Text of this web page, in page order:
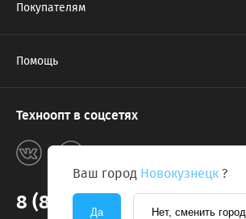
Ваш город Новокузнецк ?
Да Нет, сменить город
Покупателям
Помощь
Техноопт в соцсетях
8 (800) 775-2131